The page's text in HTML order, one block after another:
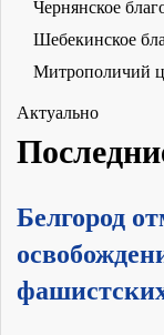
Чернянское
Шебекинское
Митрополичий
Актуально
Белгород